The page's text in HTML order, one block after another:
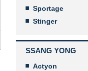
Sportage
Stinger
SSANG YONG
Actyon